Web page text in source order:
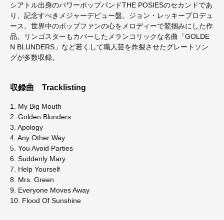
シアトル出身のパワーポップバンドTHE POSIESのセカンドであ
り、記念すべきメジャーデビュー盤。ジョン・レッキープロデュ
ース。世界中のポップファンの心をメロディーで鷲掴みにした作
品。リンゴスターもカバーしたメランコリックな名曲「GOLDE
N BLUNDERS」など若くして職人芸を炸裂させたグレートソン
グが多数収録。
収録曲 Tracklisting
1. My Big Mouth
2. Golden Blunders
3. Apology
4. Any Other Way
5. You Avoid Parties
6. Suddenly Mary
7. Help Yourself
8. Mrs. Green
9. Everyone Moves Away
10. Flood Of Sunshine